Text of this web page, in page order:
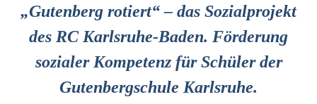
„Gutenberg rotiert“ – das Sozialprojekt
des RC Karlsruhe-Baden. Förderung
sozialer Kompetenz für Schüler der
Gutenbergschule Karlsruhe.